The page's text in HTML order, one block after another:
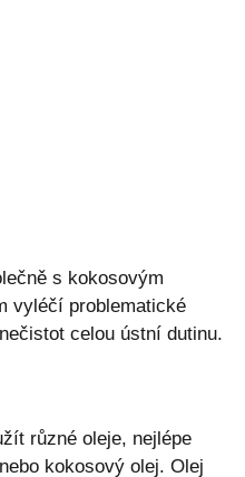
s kokosovým
vyléčí problematické
celou ústní dutinu.
různé oleje, nejlépe
kokosový olej. Olej